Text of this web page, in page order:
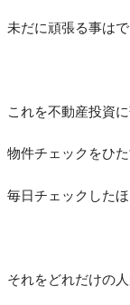
未だに頑張る事はで
これを不動産投資
物件チェックをひ
毎日チェックした
それをどれだけの